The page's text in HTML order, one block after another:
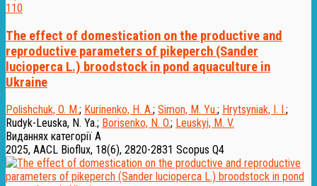
110
The effect of domestication on the productive and
reproductive parameters of pikeperch (Sander
lucioperca L.) broodstock in pond aquaculture in
Ukraine
Polishchuk, O. M.; Kurinenko, H. A.; Simon, M. Yu.; Hrytsyniak, I. I.;
Rudyk-Leuska, N. Ya.; Borisenko, N. O.; Leuskyi, M. V.
Виданнях категорії А
2025, AACL Bioflux, 18(6), 2820-2831 Scopus Q4